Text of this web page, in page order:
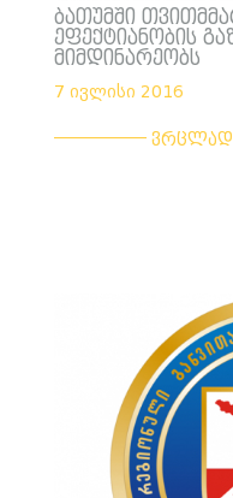
ბათუმში
ეფექტიანობის
მიმდინარეობს
7 ივლისი 2016
ვრცლად